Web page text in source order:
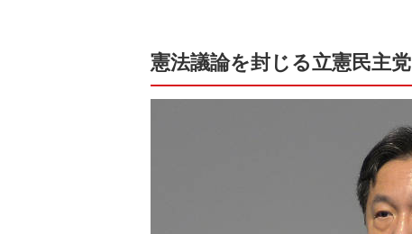
憲法議論を封じる立憲民主党